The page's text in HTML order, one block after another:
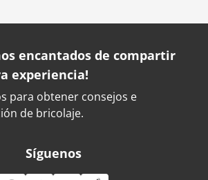
encantados de compartir
experiencia!
para obtener consejos e
de bricolaje.
Síguenos